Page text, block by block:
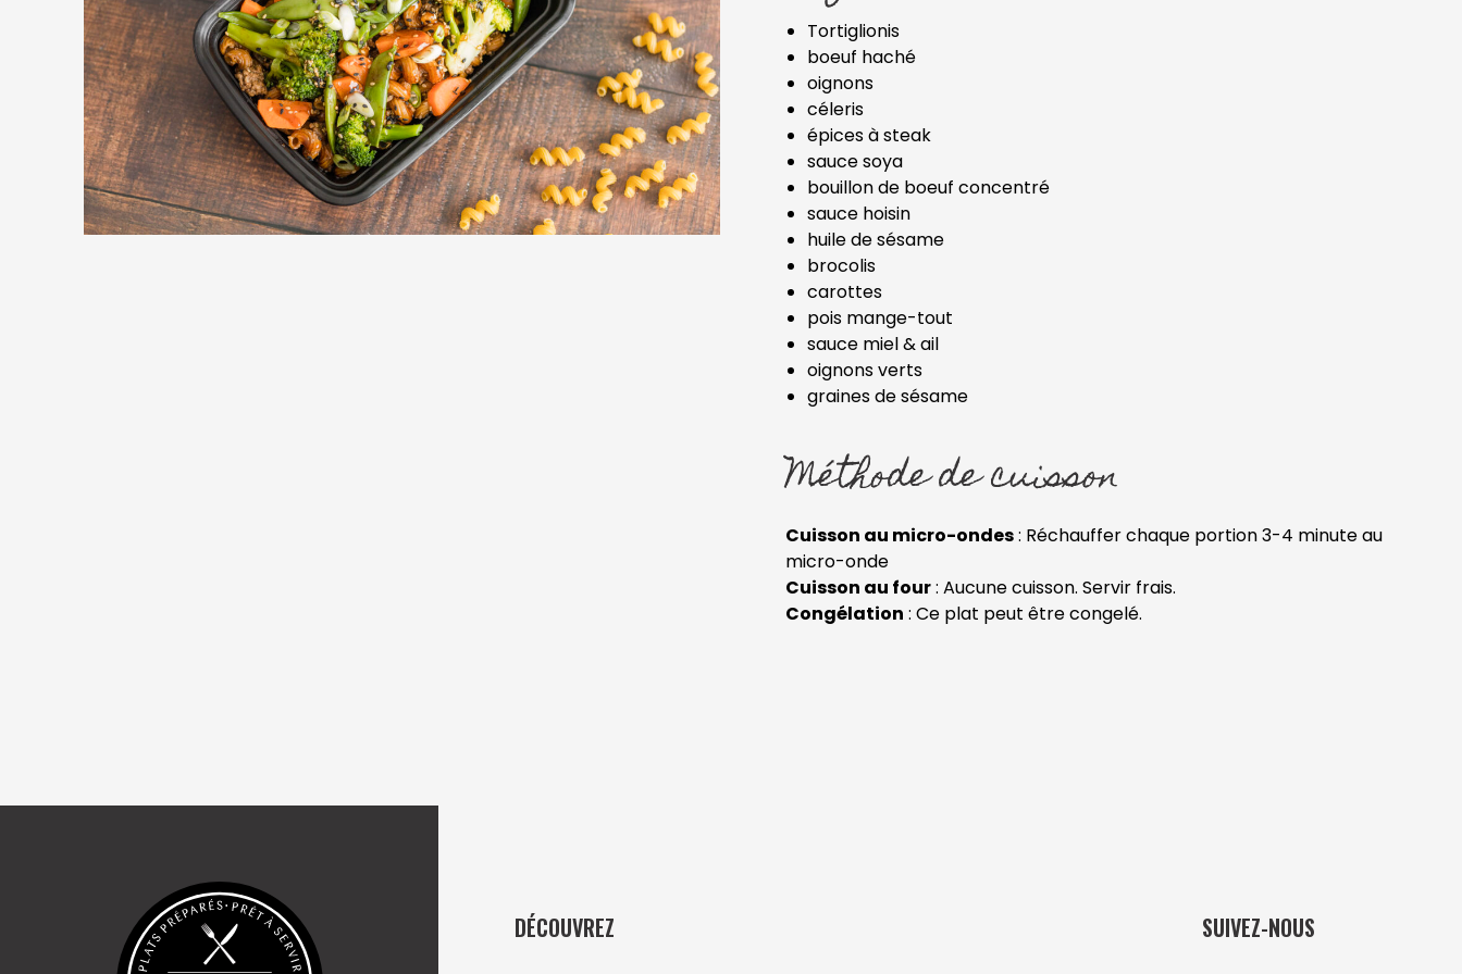
Tortiglionis
boeuf haché
oignons
céleris
épices à steak
sauce soya
bouillon de boeuf concentré
sauce hoisin
huile de sésame
brocolis
carottes
pois mange-tout
sauce miel & ail
oignons verts
graines de sésame
Méthode de cuisson
Cuisson au micro-ondes: Réchauffer chaque portion 3-4 minute au
micro-onde
Cuisson au four: Aucune cuisson. Servir frais.
Congélation : Ce plat peut être congelé.
DÉCOUVREZ SUIVEZ-NOUS